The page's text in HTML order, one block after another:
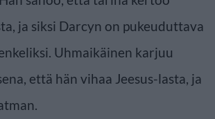
ja siksi Darcyn on pukeuduttava
Uhmaikäinen karjuu
että hän vihaa Jeesus-lasta, ja